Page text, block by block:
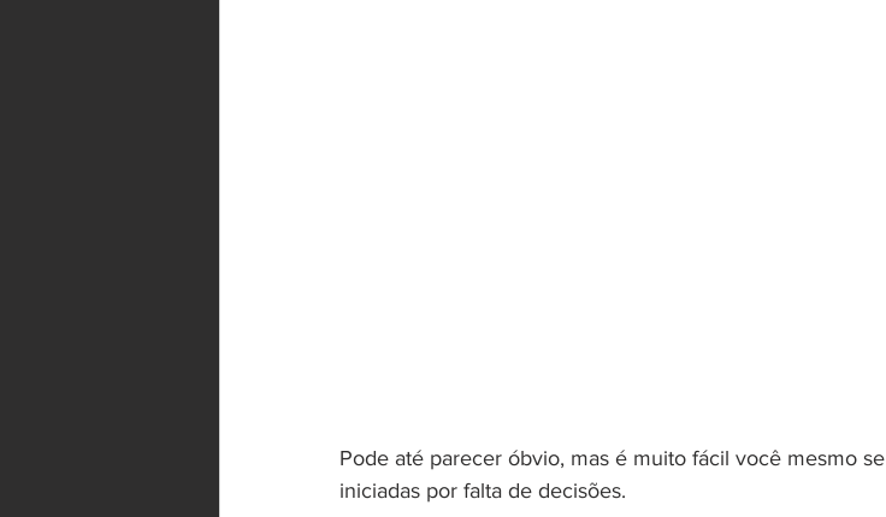
Pode até parecer óbvio, mas é muito fácil você mesmo
iniciadas por falta de decisões.